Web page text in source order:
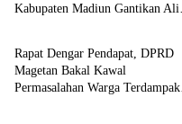
Kabupaten Madiun Gantikan Ali
Advetorial
Rapat Dengar Pendapat, DPRD
Magetan Bakal Kawal
Permasalahan Warga Terdampak
Advetorial